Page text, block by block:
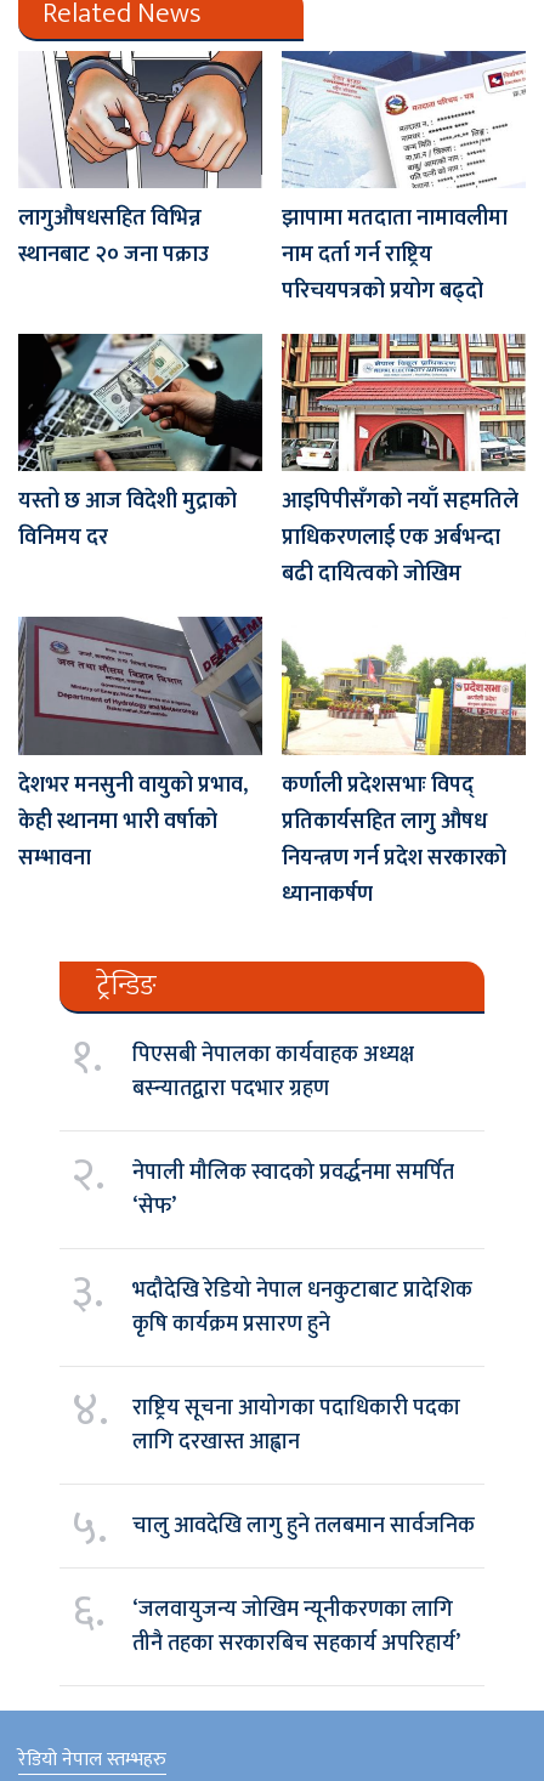
Related News
लागुऔषधसहित विभिन्न
स्थानबाट २० जना पक्राउ
झापामा मतदाता नामावलीमा
नाम दर्ता गर्न राष्ट्रिय
परिचयपत्रको प्रयोग बढ्दो
यस्तो छ आज विदेशी मुद्राको
विनिमय दर
आइपिपीसँगको नयाँ सहमतिले
प्राधिकरणलाई एक अर्बभन्दा
बढी दायित्वको जोखिम
देशभर मनसुनी वायुको प्रभाव,
केही स्थानमा भारी वर्षाको
सम्भावना
कर्णाली प्रदेशसभाः विपद्
प्रतिकार्यसहित लागु औषध
नियन्त्रण गर्न प्रदेश सरकारको
ध्यानाकर्षण
ट्रेन्डिङ
१.
पिएसबी नेपालका कार्यवाहक अध्यक्ष
बस्न्यातद्वारा पदभार ग्रहण
२.
नेपाली मौलिक स्वादको प्रवर्द्धनमा समर्पित
‘सेफ’
३.
भदौदेखि रेडियो नेपाल धनकुटाबाट प्रादेशिक
कृषि कार्यक्रम प्रसारण हुने
४.
राष्ट्रिय सूचना आयोगका पदाधिकारी पदका
लागि दरखास्त आह्वान
५. चालु आवदेखि लागु हुने तलबमान सार्वजनिक
६.
‘जलवायुजन्य जोखिम न्यूनीकरणका लागि
तीनै तहका सरकारबिच सहकार्य अपरिहार्य’
रेडियो नेपाल स्तम्भहरु